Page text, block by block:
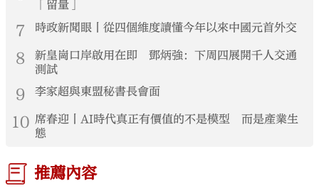
「留量」
7 時政新聞眼丨從四個維度讀懂今年以來中國元首外交
8
新皇崗口岸啟用在即 鄧炳強：下周四展開千人交通
測試
9 李家超與東盟秘書長會面
10 席春迎丨AI時代真正有價值的不是模型 而是產業生
態
推薦內容